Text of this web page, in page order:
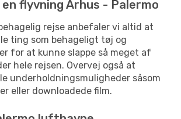
flyvning Århus - Palermo
rejse anbefaler vi altid at
ting som behageligt tøj og
for at kunne slappe så meget af
hele rejsen. Overvej også at
underholdningsmuligheder såsom
eller downloadede film.